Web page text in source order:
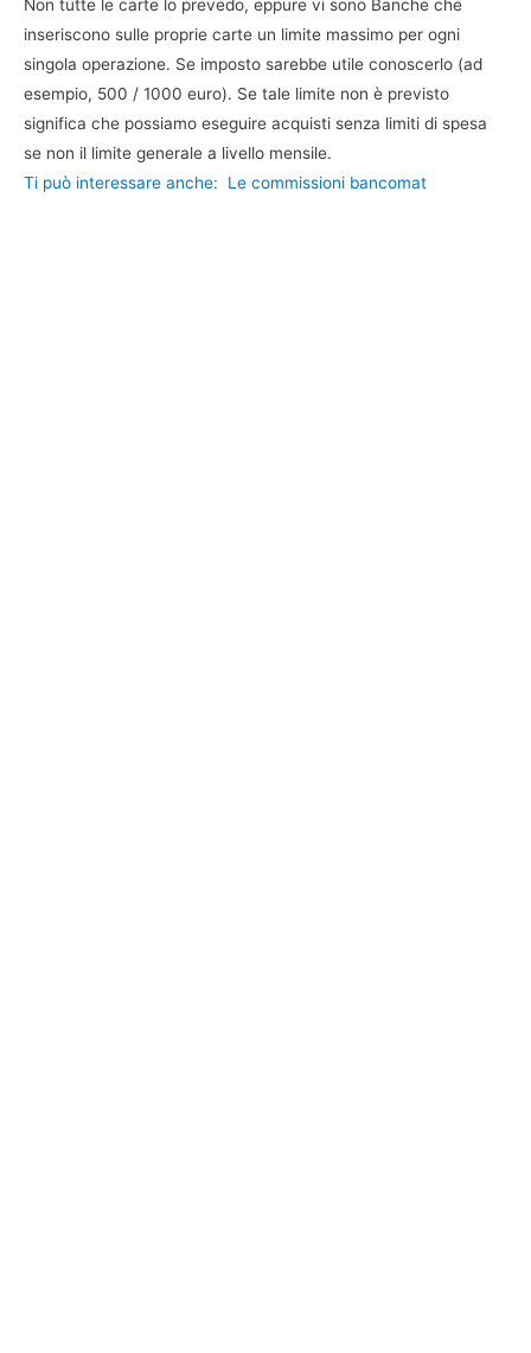
Non tutte le carte lo prevedo, eppure vi sono Banche che
inseriscono sulle proprie carte un limite massimo per ogni
singola operazione. Se imposto sarebbe utile conoscerlo (ad
esempio, 500 / 1000 euro). Se tale limite non è previsto
significa che possiamo eseguire acquisti senza limiti di spesa
se non il limite generale a livello mensile.
Ti può interessare anche:
Le commissioni bancomat